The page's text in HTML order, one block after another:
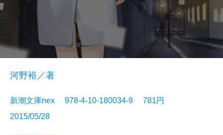
河野裕／著
新潮文庫nex 978-4-10-180034-9 781円
2015/05/28